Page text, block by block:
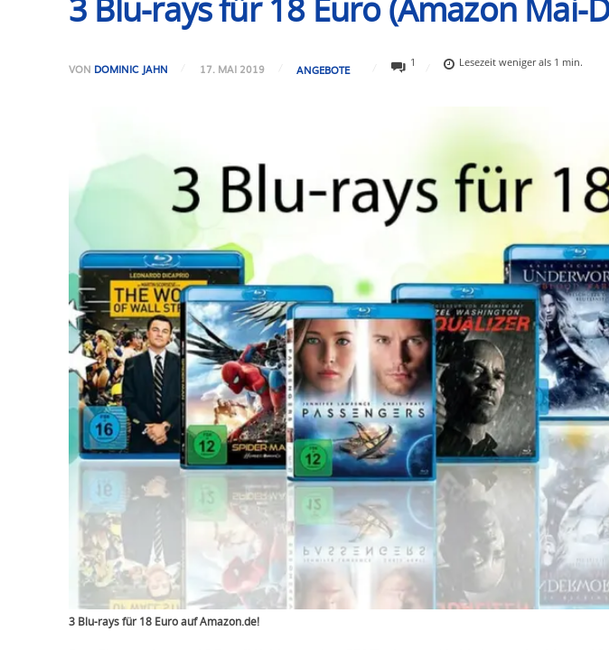
3 Blu-rays für 18 Euro (Amazon Mai-
VON DOMINIC JAHN 17. MAI 2019 ANGEBOTE
1 Lesezeitweniger als 1 min.
3 Blu-rays für 18 Euro auf Amazon.de!